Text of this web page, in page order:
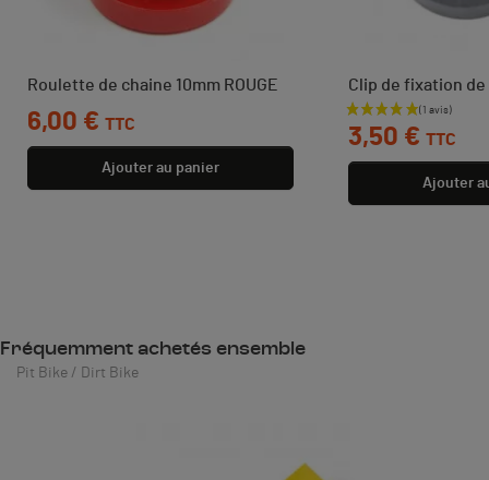
Roulette de chaine 10mm ROUGE
Prix
6,00 € TTC
Ajouter au panier
Clip de fixation de
Prix
3,50 € TTC
Ajouter
Fréquemment achetés ensemble
Pit Bike / Dirt Bike